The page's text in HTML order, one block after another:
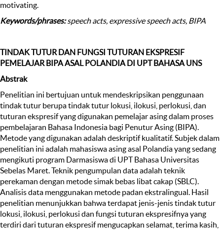
motivating.
Keywords/phrases:speech acts, expressive speech acts, BIPA
TINDAK TUTUR DAN FUNGSI TUTURAN EKSPRESIF
PEMELAJAR BIPA ASAL POLANDIA DI UPT BAHASA UNS
Abstrak
Penelitian ini bertujuan untuk mendeskripsikan penggunaan
tindak tutur berupa tindak tutur lokusi, ilokusi, perlokusi, dan
tuturan ekspresif yang digunakan pemelajar asing dalam proses
pembelajaran Bahasa Indonesia bagi Penutur Asing (BIPA).
Metode yang digunakan adalah deskriptif kualitatif. Subjek dalam
penelitian ini adalah mahasiswa asing asal Polandia yang sedang
mengikuti program Darmasiswa di UPT Bahasa Universitas
Sebelas Maret. Teknik pengumpulan data adalah teknik
perekaman dengan metode simak bebas libat cakap (SBLC).
Analisis data menggunakan metode padan ekstralingual. Hasil
penelitian menunjukkan bahwa terdapat jenis-jenis tindak tutur
lokusi, ilokusi, perlokusi dan fungsi tuturan ekspresifnya yang
terdiri dari tuturan ekspresif mengucapkan selamat, terima kasih,